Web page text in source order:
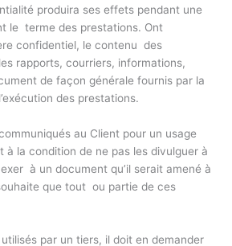
produira ses effets pendant une
le terme des prestations. Ont
confidentiel, le contenu des
rapports, courriers, informations,
de façon générale fournis par la
des prestations.
au Client pour un usage
la condition de ne pas les divulguer à
à un document qu’il serait amené à
que tout ou partie de ces
par un tiers, il doit en demander